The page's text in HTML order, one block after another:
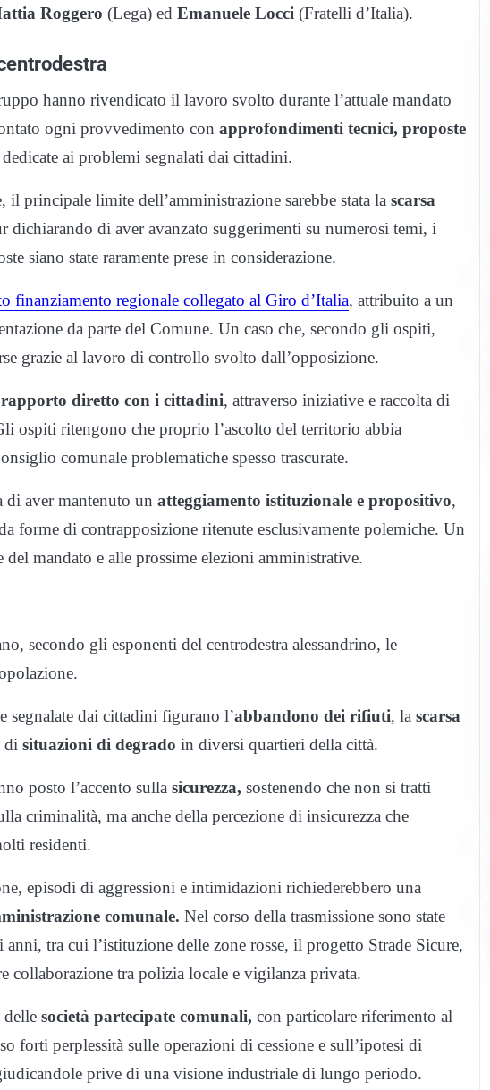
Roggero (Lega) ed Emanuele Locci (Fratelli d’Italia).
hanno rivendicato il lavoro svolto durante l’attuale mandato
ogni provvedimento con approfondimenti tecnici, proposte
dedicate ai problemi segnalati dai cittadini.
principale limite dell’amministrazione sarebbe stata la scarsa
dichiarando di aver avanzato suggerimenti su numerosi temi, i
siano state raramente prese in considerazione.
finanziamento regionale collegato al Giro d’Italia, attribuito a un
da parte del Comune. Un caso che, secondo gli ospiti,
grazie al lavoro di controllo svolto dall’opposizione.
rapporto diretto con i cittadini, attraverso iniziative e raccolta di
ospiti ritengono che proprio l’ascolto del territorio abbia
comunale problematiche spesso trascurate.
di aver mantenuto un atteggiamento istituzionale e propositivo,
forme di contrapposizione ritenute esclusivamente polemiche. Un
mandato e alle prossime elezioni amministrative.
secondo gli esponenti del centrodestra alessandrino, le
segnalate dai cittadini figurano l’abbandono dei rifiuti, la scarsa
di situazioni di degrado in diversi quartieri della città.
posto l’accento sulla sicurezza, sostenendo che non si tratti
criminalità, ma anche della percezione di insicurezza che
residenti.
episodi di aggressioni e intimidazioni richiederebbero una
comunale. Nel corso della trasmissione sono state
tra cui l’istituzione delle zone rosse, il progetto Strade Sicure,
collaborazione tra polizia locale e vigilanza privata.
delle società partecipate comunali, con particolare riferimento al
forti perplessità sulle operazioni di cessione e sull’ipotesi di
prive di una visione industriale di lungo periodo.